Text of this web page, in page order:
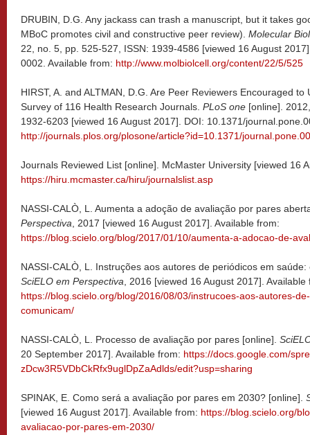
DRUBIN, D.G. Any jackass can trash a manuscript, but it takes
MBoC promotes civil and constructive peer review). Molecular
22, no. 5, pp. 525-527, ISSN: 1939-4586 [viewed 16 August
0002. Available from: http://www.molbiolcell.org/content/22/5/525
HIRST, A. and ALTMAN, D.G. Are Peer Reviewers Encouraged to
Survey of 116 Health Research Journals. PLoS one [online].
1932-6203 [viewed 16 August 2017]. DOI: 10.1371/
http://journals.plos.org/plosone/article?id=10.1371/
Journals Reviewed List [online]. McMaster University [viewed 16
https://hiru.mcmaster.ca/hiru/journalslist.asp
NASSI-CALÒ, L. Aumenta a adoção de avaliação por pares
Perspectiva , 2017 [viewed 16 August 2017]. Available from:
https://blog.scielo.org/blog/2017/01/10/aumenta-a-adocao-de-
NASSI-CALÒ, L. Instruções aos autores de periódicos em
SciELO em Perspectiva , 2016 [viewed 16 August 2017]. Available
https://blog.scielo.org/blog/2016/08/03/instrucoes-aos-autores-
comunicam/
NASSI-CALÒ, L. Processo de avaliação por pares [online].
20 September 2017]. Available from: https://docs.google.com/
zDcw3R5VDbCkRfx9uglDpZaAdlds/edit?usp=sharing
SPINAK, E. Como será a avaliação por pares em 2030? [online].
[viewed 16 August 2017]. Available from: https://blog.scielo.org/
avaliacao-por-pares-em-2030/